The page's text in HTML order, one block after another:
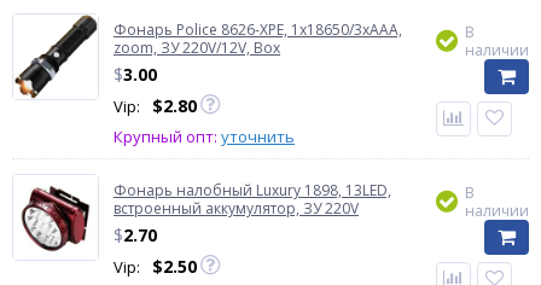
Фонарь Police 8626-XPE, 1х18650/3xAAA,
zoom, ЗУ 220V/12V, Box
$3.00
Vip: $2.80
Крупный опт: уточнить
В
наличии
Фонарь налобный Luxury 1898, 13LED,
встроенный аккумулятор, ЗУ 220V
$2.70
Vip: $2.50
В
наличии